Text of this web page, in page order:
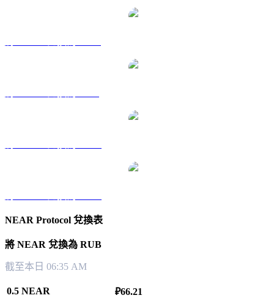
NEAR Protocol 兌換表
將 NEAR 兌換為 RUB
截至本日 06:35 AM
0.5 NEAR
₽66.21